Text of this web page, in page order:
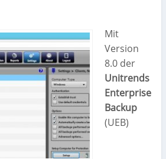
Mit
Version
8.0 der
Unitrends
Enterprise
Backup
(UEB)